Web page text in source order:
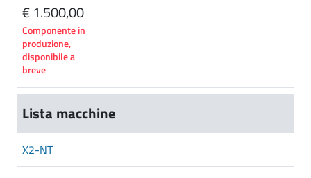
€ 1.500,00
Componente in
produzione,
disponibile a
breve
Lista macchine
X2-NT